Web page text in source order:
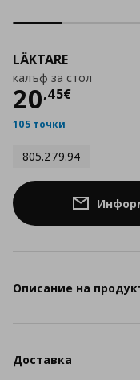
LÄKTARE
калъф за стол
20,45€
Цена
105 точки
805.279.94
Описание на
Доставка